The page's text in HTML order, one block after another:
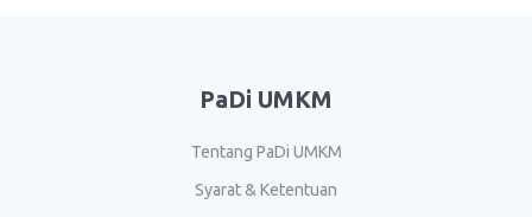
PaDi UMKM
Tentang PaDi UMKM
Syarat & Ketentuan